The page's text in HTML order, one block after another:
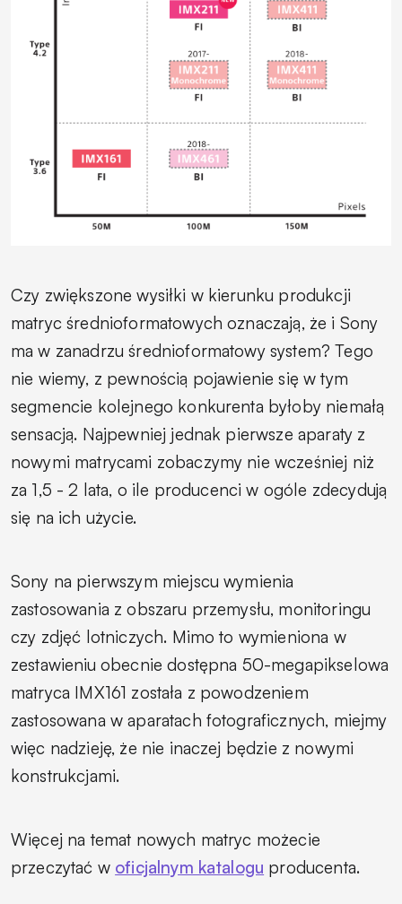
Czy zwiększone wysiłki w kierunku produkcji
matryc średnioformatowych oznaczają, że i Sony
ma w zanadrzu średnioformatowy system? Tego
nie wiemy, z pewnością pojawienie się w tym
segmencie kolejnego konkurenta byłoby niemałą
sensacją. Najpewniej jednak pierwsze aparaty z
nowymi matrycami zobaczymy nie wcześniej niż
za 1,5 - 2 lata, o ile producenci w ogóle zdecydują
się na ich użycie.
Sony na pierwszym miejscu wymienia
zastosowania z obszaru przemysłu, monitoringu
czy zdjęć lotniczych. Mimo to wymieniona w
zestawieniu obecnie dostępna 50-megapikselowa
matryca IMX161 została z powodzeniem
zastosowana w aparatach fotograficznych, miejmy
więc nadzieję, że nie inaczej będzie z nowymi
konstrukcjami.
Więcej na temat nowych matryc możecie
przeczytać w oficjalnym katalogu producenta.